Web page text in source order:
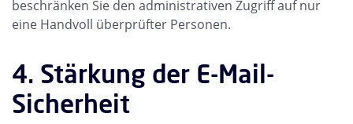
beschränken Sie den administrativen Zugriff auf nur
eine Handvoll überprüfter Personen.
4. Stärkung der E-Mail-
Sicherheit